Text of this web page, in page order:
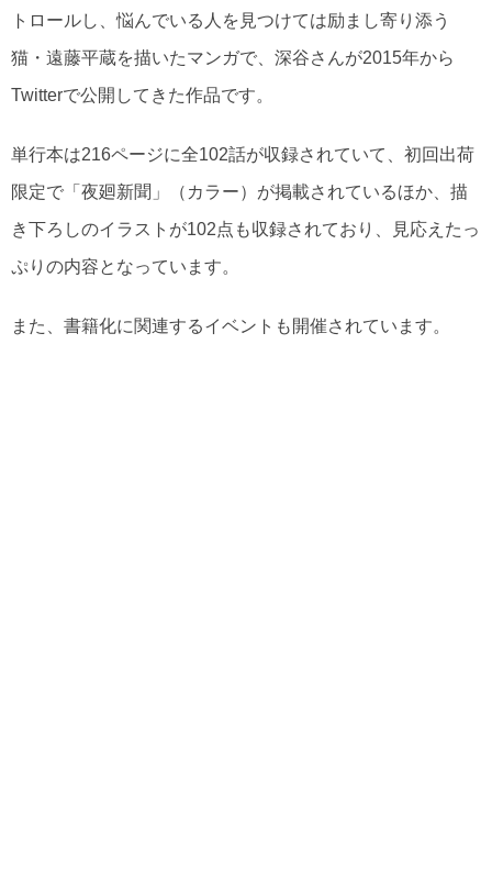
トロールし、悩んでいる人を見つけては励まし寄り添う
猫・遠藤平蔵を描いたマンガで、深谷さんが2015年から
Twitterで公開してきた作品です。
単行本は216ページに全102話が収録されていて、初回出荷
限定で「夜廻新聞」（カラー）が掲載されているほか、描
き下ろしのイラストが102点も収録されており、見応えたっ
ぷりの内容となっています。
また、書籍化に関連するイベントも開催されています。